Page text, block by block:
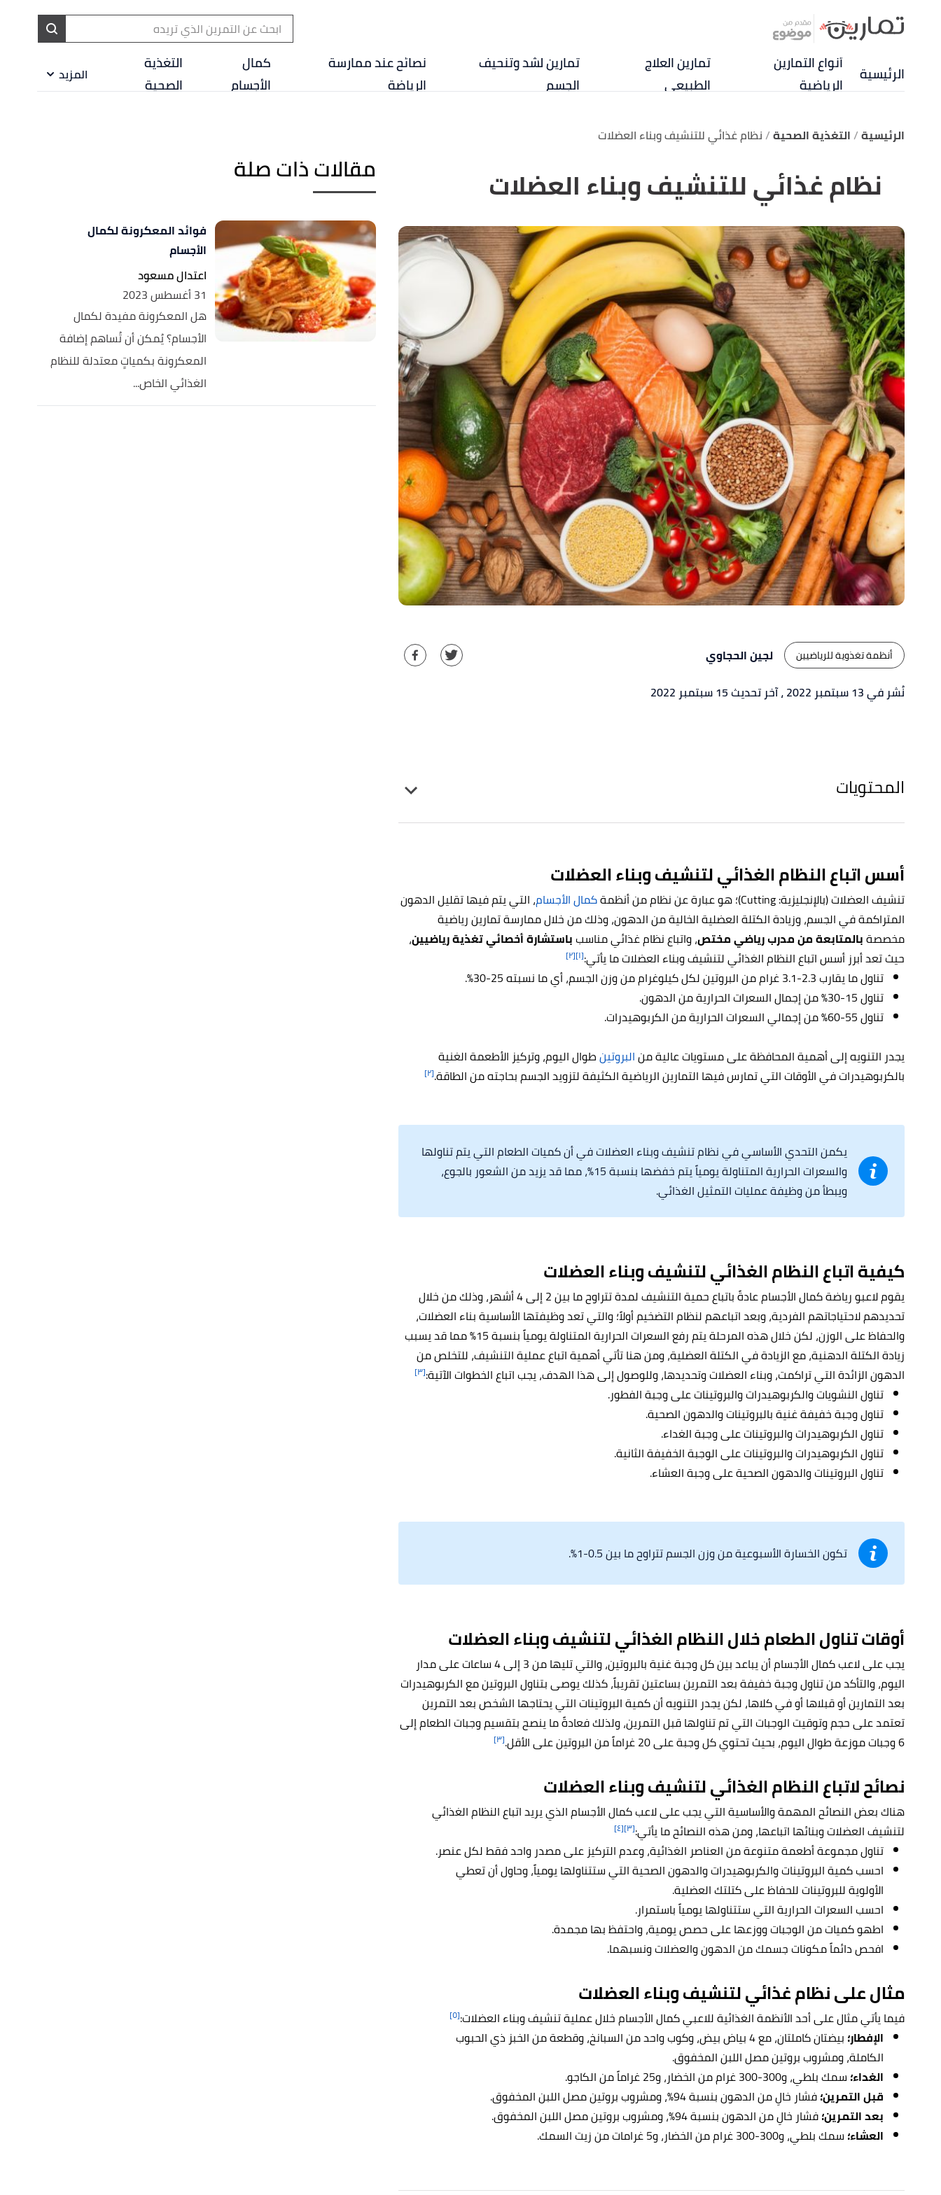
الرئيسية
أنواع التمارين
الرياضية
تمارين العلاج
الطبيعي
تمارين لشد وتنحيف
الجسم
نصائح عند ممارسة
الرياضة
كمال
الأجسام
التغذية
الصحية
المزيد
الرئيسية التغذية الصحية نظام غذائي للتنشيف وبناء العضلات
نظام غذائي للتنشيف وبناء العضلات
أنظمة تغذوية للرياضيين
لجين الحجاوي
نُشر في 13 سبتمبر 2022
، آخر تحديث 15 سبتمبر 2022
المحتويات
أسس اتباع النظام الغذائي لتنشيف وبناء العضلات
تنشيف العضلات (بالإنجليزية: Cutting)؛ هو عبارة عن نظام من أنظمة كمال الأجسام، التي يتم فيها تقليل الدهون
المتراكمة في الجسم، وزيادة الكتلة العضلية الخالية من الدهون، وذلك من خلال ممارسة تمارين رياضية
مخصصةبالمتابعة من مدرب رياضي مختص، واتباع نظام غذائي مناسبباستشارة أخصائي تغذية رياضيين،
حيث تعد أبرز أسس اتباع النظام الغذائي لتنشيف وبناء العضلات ما يأتي:[١] [٢]
تناول ما يقارب 2.3-3.1 غرام من البروتين لكل كيلوغرام من وزن الجسم، أي ما نسبته 25-30%.
تناول 15-30% من إجمال السعرات الحرارية من الدهون.
تناول 55-60% من إجمالي السعرات الحرارية من الكربوهيدرات.
يجدر التنويه إلى أهمية المحافظة على مستويات عالية منالبروتينطوال اليوم، وتركيز الأطعمة الغنية
بالكربوهيدرات في الأوقات التي تمارس فيها التمارين الرياضية الكثيفة لتزويد الجسم بحاجته من الطاقة.[٢]
يكمن التحدي الأساسي في نظام تنشيف وبناء العضلات في أن كميات الطعام التي يتم تناولها
والسعرات الحرارية المتناولة يومياً يتم خفضها بنسبة 15%، مما قد يزيد من الشعور بالجوع،
ويبطأ من وظيفة عمليات التمثيل الغذائي.
كيفية اتباع النظام الغذائي لتنشيف وبناء العضلات
يقوم لاعبو رياضة كمال الأجسام عادةً باتباع حمية التنشيف لمدة تتراوح ما بين 2 إلى 4 أشهر، وذلك من خلال
تحديدهم لاحتياجاتهم الفردية، وبعد اتباعهم لنظام التضخيم أولاً؛ والتي تعد وظيفتها الأساسية بناء العضلات،
والحفاظ على الوزن، لكن خلال هذه المرحلة يتم رفع السعرات الحرارية المتناولة يومياً بنسبة 15% مما قد يسبب
زيادة الكتلة الدهنية، مع الزيادة في الكتلة العضلية، ومن هنا تأتي أهمية اتباع عملية التنشيف، للتخلص من
الدهون الزائدة التي تراكمت، وبناء العضلات وتحديدها، وللوصول إلى هذا الهدف، يجب اتباع الخطوات الآتية:[٣]
تناول النشويات والكربوهيدرات والبروتينات على وجبة الفطور.
تناول وجبة خفيفة غنية بالبروتينات والدهون الصحية.
تناول الكربوهيدرات والبروتينات على وجبة الغداء.
تناول الكربوهيدرات والبروتينات على الوجبة الخفيفة الثانية.
تناول البروتينات والدهون الصحية على وجبة العشاء.
تكون الخسارة الأسبوعية من وزن الجسم تتراوح ما بين 0.5-1%.
أوقات تناول الطعام خلال النظام الغذائي لتنشيف وبناء العضلات
يجب على لاعب كمال الأجسام أن يباعد بين كل وجبة غنية بالبروتين، والتي تليها من 3 إلى 4 ساعات على مدار
اليوم، والتأكد من تناول وجبة خفيفة بعد التمرين بساعتين تقريباً، كذلك يوصى بتناول البروتين مع الكربوهيدرات
بعد التمارين أو قبلاها أو في كلاها، لكن يجدر التنويه أن كمية البروتينات التي يحتاجها الشخص بعد التمرين
تعتمد على حجم وتوقيت الوجبات التي تم تناولها قبل التمرين، ولذلك فعادةً ما ينصح بتقسيم وجبات الطعام إلى
6 وجبات موزعة طوال اليوم، بحيث تحتوي كل وجبة على 20 غراماً من البروتين على الأقل.
[٣]
نصائح لاتباع النظام الغذائي لتنشيف وبناء العضلات
هناك بعض النصائح المهمة والأساسية التي يجب على لاعب كمال الأجسام الذي يريد اتباع النظام الغذائي
لتنشيف العضلات وبنائها اتباعها، ومن هذه النصائح ما يأتي:[٣] [٤]
تناول مجموعة أطعمة متنوعة من العناصر الغذائية، وعدم التركيز على مصدر واحد فقط لكل عنصر.
احسب كمية البروتينات والكربوهيدرات والدهون الصحية التي ستتناولها يومياً، وحاول أن تعطي
الأولوية للبروتينات للحفاظ على كتلتك العضلية.
احسب السعرات الحرارية التي ستتناولها يومياً باستمرار.
اطهو كميات من الوجبات ووزعها على حصص يومية، واحتفظ بها مجمدة.
افحص دائماً مكونات جسمك من الدهون والعضلات ونسبهما.
مثال على نظام غذائي لتنشيف وبناء العضلات
فيما يأتي مثال على أحد الأنظمة الغذائية للاعبي كمال الأجسام خلال عملية تنشيف وبناء العضلات:[٥]
الإفطار؛
بيضتان كاملتان، مع 4 بياض بيض، وكوب واحد من السبانخ، وقطعة من الخبز ذي الحبوب
الكاملة، ومشروب بروتين مصل اللبن المخفوق.
الغداء؛ سمك بلطي، و300-300 غرام من الخضار، و25 غراماً من الكاجو.
قبل التمرين؛فشار خالِ من الدهون بنسبة 94%، ومشروب بروتين مصل اللبن المخفوق.
بعد التمرين؛فشار خالِ من الدهون بنسبة 94%، ومشروب بروتين مصل اللبن المخفوق.
العشاء؛ سمك بلطي، و300-300 غرام من الخضار، و5 غرامات من زيت السمك.
مقالات ذات صلة
فوائد المعكرونة لكمال
الأجسام
اعتدال مسعود
31 أغسطس 2023
هل المعكرونة مفيدة لكمال
الأجسام؟ يُمكن أن تُساهم إضافة
المعكرونة بكمياتٍ معتدلة للنظام
الغذائي الخاص...